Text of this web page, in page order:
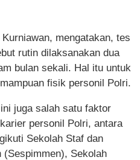
mengatakan, tes
rutin dilaksanakan dua
bulan sekali. Hal itu untuk
fisik personil Polri.
juga salah satu faktor
personil Polri, antara
Sekolah Staf dan
(Sespimmen), Sekolah